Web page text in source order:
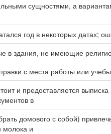
сущностями, а
год в некоторых датах;
здания, не имеющие
с места работы или
и предоставляется выписка
в
домового с собой)
молока и